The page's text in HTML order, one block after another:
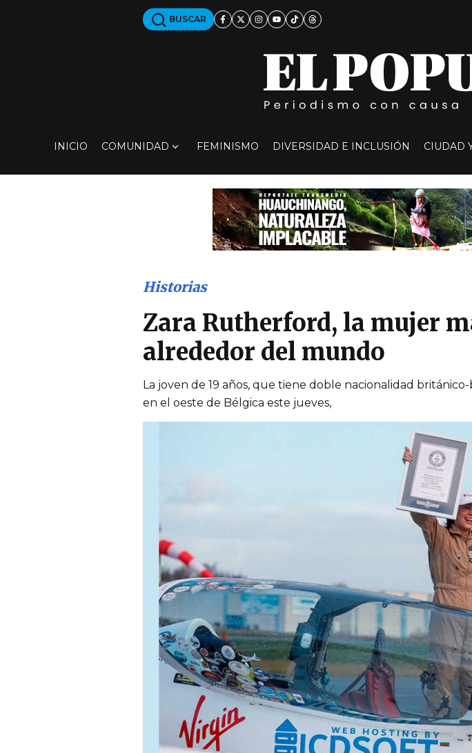
BUSCAR
INICIO COMUNIDAD FEMINISMO DIVERSIDAD E INCLUSIÓN CIUDAD
Historias
Zara Rutherford, la mujer
alrededor del mundo
La joven de 19 años, que tiene doble nacionalidad
en el oeste de Bélgica este jueves,